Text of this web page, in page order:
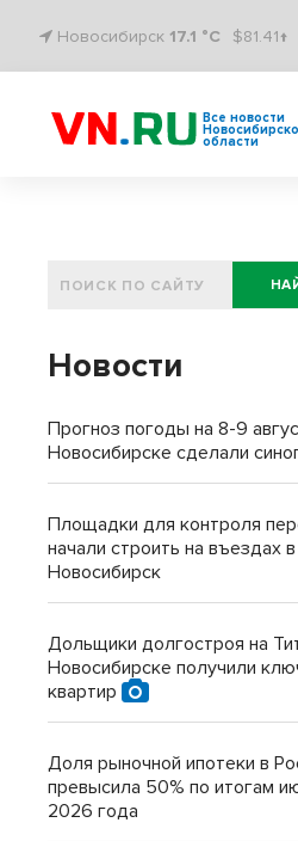
Новосибирск 17.1 °C $81.41↑
Все новости
области
Новости
Прогноз погоды на 8-9
Новосибирске сделали
Площадки для контроля
начали строить на въездах в
Новосибирск
Дольщики долгостроя на
Новосибирске получили
квартир
Доля рыночной ипотеки в
превысила 50% по итогам
2026 года